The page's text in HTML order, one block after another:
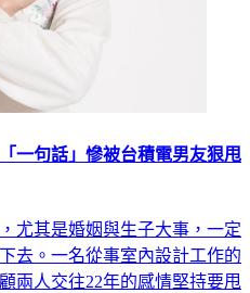
一句話」慘被台積電男友狠甩
尤其是婚姻與生子大事，一定
去。一名從事室內設計工作的
兩人交往22年的感情堅持要甩